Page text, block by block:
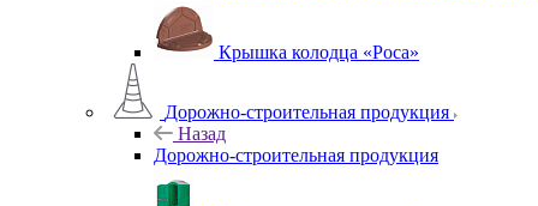
Крышка колодца «Роса»
Дорожно-строительная продукция
Назад
Дорожно-строительная продукция